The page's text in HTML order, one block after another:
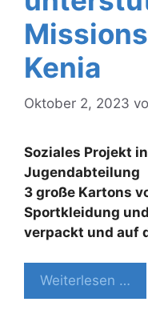
Kenia
Oktober 2, 2023
Soziales Projekt
Jugendabteilung
3 große Kartons
Sportkleidung
verpackt und auf
Weiterlesen …